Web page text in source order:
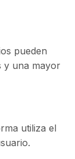
pueden
y una mayor
utiliza el